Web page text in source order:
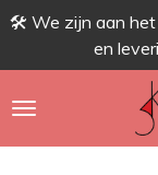
Ga
naar
de
🛠 We zijn aan het
en